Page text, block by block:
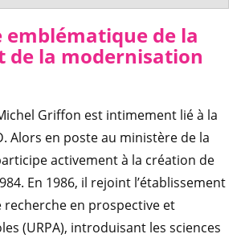
emblématique de la
de la modernisation
Griffon est intimement lié à la
Alors en poste au ministère de la
activement à la création de
En 1986, il rejoint l’établissement
recherche en prospective et
(URPA), introduisant les sciences